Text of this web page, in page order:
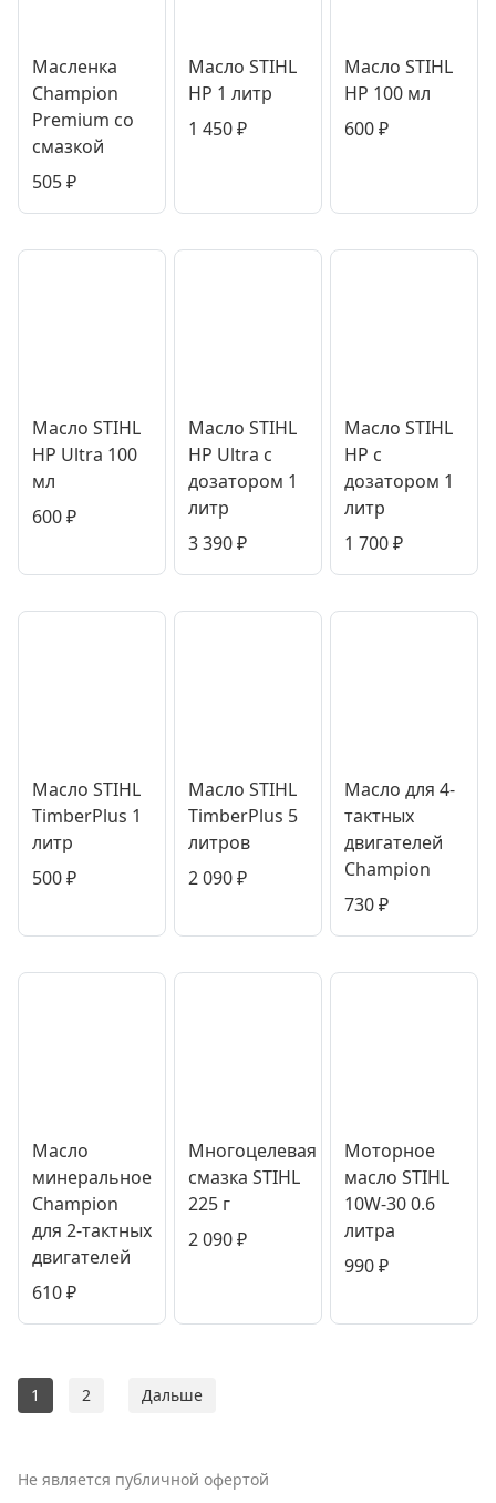
Масленка
Champion
Premium со
смазкой
505₽
Масло STIHL
HP 1 литр
1 450₽
Масло STIHL
HP 100 мл
600₽
Масло STIHL
HP Ultra 100
мл
600₽
Масло STIHL
HP Ultra с
дозатором 1
литр
3 390₽
Масло STIHL
HP с
дозатором 1
литр
1 700₽
Масло STIHL
TimberPlus 1
литр
500₽
Масло STIHL
TimberPlus 5
литров
2 090₽
Масло для 4-
тактных
двигателей
Champion
730₽
Масло
минеральное
Champion
для 2-тактных
двигателей
610₽
Многоцелевая
смазка STIHL
225 г
2 090₽
Моторное
масло STIHL
10W-30 0.6
литра
990₽
1 2 Дальше
Не является публичной офертой